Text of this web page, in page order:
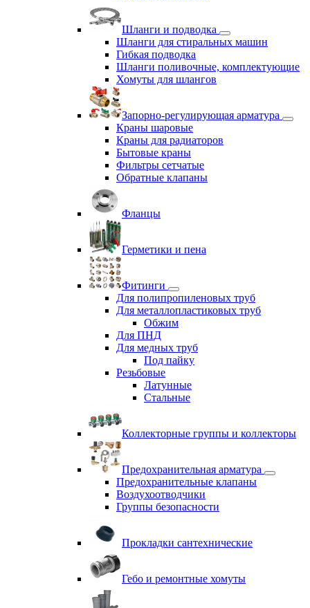
Шланги и подводка
Шланги для стиральных машин
Гибкая подводка
Шланги поливочные, комплектующие
Хомуты для шлангов
Запорно-регулирующая арматура
Краны шаровые
Краны для радиаторов
Бытовые краны
Фильтры сетчатые
Обратные клапаны
Фланцы
Герметики и пена
Фитинги
Для полипропиленовых труб
Для металлопластиковых труб
Обжим
Для ПНД
Для медных труб
Под пайку
Резьбовые
Латунные
Cтальные
Коллекторные группы и коллекторы
Предохранительная арматура
Предохранительные клапаны
Воздухоотводчики
Группы безопасности
Прокладки сантехнические
Гебо и ремонтные хомуты